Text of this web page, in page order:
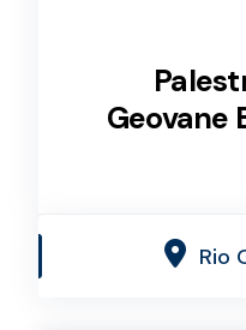
Geovane
Rio